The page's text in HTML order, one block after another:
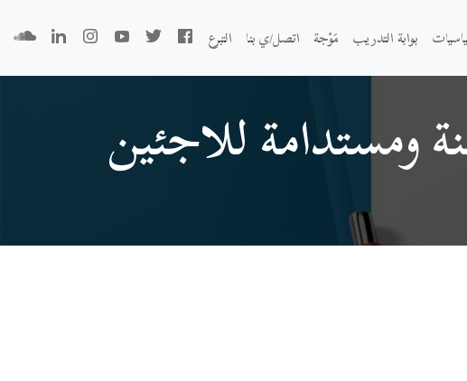
بوابة التدريب مَوْجة اتصل/ي بنا التبرع
ومستدامة للاجئين